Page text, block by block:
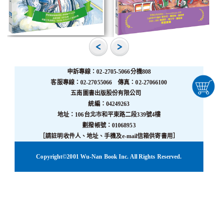
申訴專線：02-2705-5066分機808
客服專線：02-27055066 傳真：02-27066100
五南圖書出版股份有限公司
統編：04249263
地址：106台北市和平東路二段339號4樓
劃撥帳號：01068953
［請註明收件人、地址、手機及e-mail信箱供寄書用］
Copyright©2001 Wu-Nan Book Inc. All Rights Reserved.